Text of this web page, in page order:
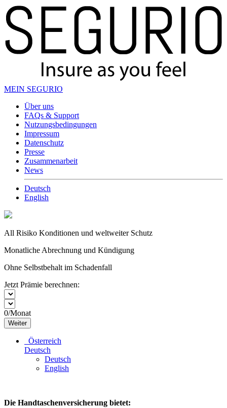
MEIN SEGURIO
Über uns
FAQs & Support
Nutzungsbedingungen
Impressum
Datenschutz
Presse
Zusammenarbeit
News
Deutsch
English
All Risiko Konditionen und weltweiter Schutz
Monatliche Abrechnung und Kündigung
Ohne Selbstbehalt im Schadenfall
Jetzt Prämie berechnen:
0/Monat
Weiter
Österreich
Deutsch
Deutsch
English
Die Handtaschenversicherung bietet: